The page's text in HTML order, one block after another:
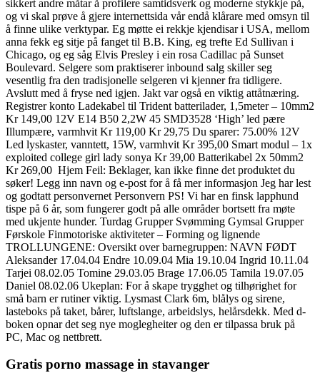
sikkert andre måtar å profilere samtidsverk og moderne stykkje på,
og vi skal prøve å gjere internettsida vår endå klårare med omsyn til
å finne ulike verktypar. Eg møtte ei rekkje kjendisar i USA, mellom
anna fekk eg sitje på fanget til B.B. King, eg trefte Ed Sullivan i
Chicago, og eg såg Elvis Presley i ein rosa Cadillac på Sunset
Boulevard. Selgere som praktiserer inbound salg skiller seg
vesentlig fra den tradisjonelle selgeren vi kjenner fra tidligere.
Avslutt med å fryse ned igjen. Jakt var også en viktig attåtnæring.
Registrer konto Ladekabel til Trident batterilader, 1,5meter – 10mm2
Kr 149,00 12V E14 B50 2,2W 45 SMD3528 ‘High’ led pære
Illumpære, varmhvit Kr 119,00 Kr 29,75 Du sparer: 75.00% 12V
Led lyskaster, vanntett, 15W, varmhvit Kr 395,00 Smart modul – 1x
exploited college girl lady sonya Kr 39,00 Batterikabel 2x 50mm2
Kr 269,00 ​ Hjem Feil: Beklager, kan ikke finne det produktet du
søker! Legg inn navn og e-post for å få mer informasjon Jeg har lest
og godtatt personvernet Personvern PS! Vi har en finsk lapphund
tispe på 6 år, som fungerer godt på alle områder bortsett fra møte
med ukjente hunder. Turdag Grupper Svømming Gymsal Grupper
Førskole Finmotoriske aktiviteter – Forming og lignende
TROLLUNGENE: Oversikt over barnegruppen: NAVN FØDT
Aleksander 17.04.04 Endre 10.09.04 Mia 19.10.04 Ingrid 10.11.04
Tarjei 08.02.05 Tomine 29.03.05 Brage 17.06.05 Tamila 19.07.05
Daniel 08.02.06 Ukeplan: For å skape trygghet og tilhørighet for
små barn er rutiner viktig. Lysmast Clark 6m, blålys og sirene,
lasteboks på taket, bårer, luftslange, arbeidslys, helårsdekk. Med d-
boken opnar det seg nye moglegheiter og den er tilpassa bruk på
PC, Mac og nettbrett.
Gratis porno massage in stavanger